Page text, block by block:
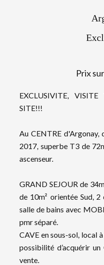
Prix
EXCLUSIVITE,
SITE!!!
Au CENTRE d'Argonay,
2017, superbe T3 de
ascenseur.
GRAND SEJOUR de
de 10m² orientée Sud, 2
salle de bains avec
pmr séparé.
CAVE en sous-sol, local
possibilité d’acquérir
vente.